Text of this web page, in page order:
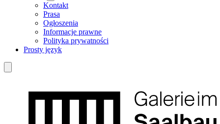
Kontakt
Prasa
Ogłoszenia
Informacje prawne
Polityka prywatności
Prosty język